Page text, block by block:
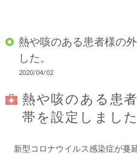
熱や咳のある患者様の
した。
2020/04/02
熱や咳のある患
帯を設定しました
新型コロナウイルス感染症が蔓